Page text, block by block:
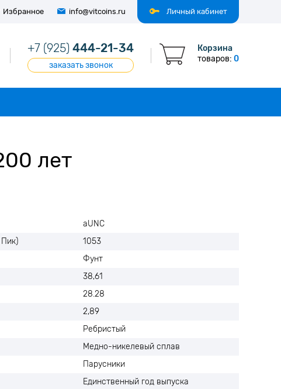
Личный кабинет
Избранное info@vitcoins.ru
+7 (925) 444-21-34
заказать звонок
Корзина
товаров: 0
лет
аUNC
1053
Фунт
38,61
28.28
2,89
Ребристый
Медно-никелевый сплав
Парусники
Единственный год выпуска